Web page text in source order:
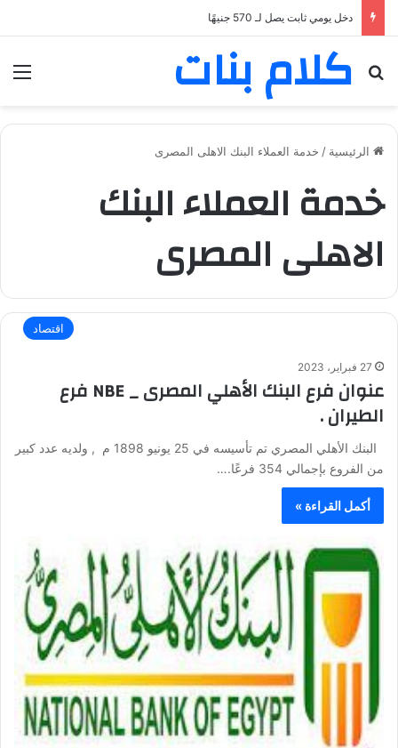
دخل يومي ثابت يصل لـ 570 جنيهًا
كلام بنات
بحث عن
الرئيسية / خدمة العملاء البنك الاهلى المصرى
خدمة العملاء البنك
الاهلى المصرى
اقتصاد
27 فبراير، 2023
عنوان فرع البنك الأهلي المصرى _ NBE فرع
الطيران .
البنك الأهلي المصري تم تأسيسه في 25 يونيو 1898 م , ولديه عدد كبير
من الفروع بإجمالي 354 فرعًا.…
أكمل القراءة »